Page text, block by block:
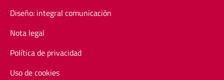
Diseño: integral comunicación
Nota legal
Política de privacidad
Uso de cookies